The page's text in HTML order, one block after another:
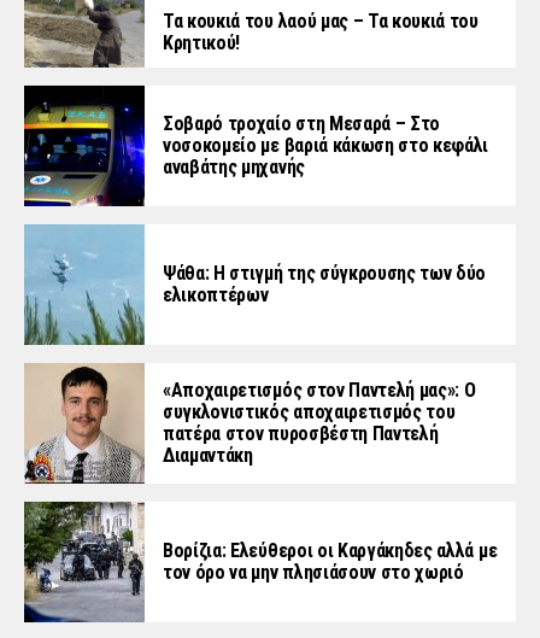
Τα κουκιά του λαού μας – Τα κουκιά του
Κρητικού!
Σοβαρό τροχαίο στη Μεσαρά – Στο
νοσοκομείο με βαριά κάκωση στο κεφάλι
αναβάτης μηχανής
Ψάθα: Η στιγμή της σύγκρουσης των δύο
ελικοπτέρων
«Aποχαιρετισμός στον Παντελή μας»: Ο
συγκλονιστικός αποχαιρετισμός του
πατέρα στον πυροσβέστη Παντελή
Διαμαντάκη
Βορίζια: Ελεύθεροι οι Καργάκηδες αλλά με
τον όρο να μην πλησιάσουν στο χωριό